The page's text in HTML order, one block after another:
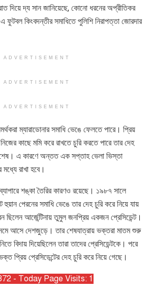
দিয়ে দ্য সান জানিয়েছে, কোনো ধরনের অপ্রীতিকর
ফুটবল কিংবদন্তীর সমাধিতে পুলিশি নিরাপত্তা জোরদার
ADVERTISEMENT
ADVERTISEMENT
ADVERTISEMENT
ম্যারাডোনার সমাধি ভেঙে ফেলতে পারে। প্রিয়
কাছে মমি করে রাখতে চুরি করতে পারে তার দেহ
এ কারণে অন্তত এক সপ্তাহ ভেলা ভিস্তা
রাখা হবে।
ব্যাপারে শঙ্কা তৈরির কারণও রয়েছে। ১৯৮৭ সালে
হুয়ান পেরনের সমাধি ভেঙে তার দেহ চুরি করে নিয়ে যায়
আর্জেন্টিনায় তুমুল জনপ্রিয় একজন প্রেসিডেন্ট।
আসে দেশজুড়ে। তার শেষযাত্রায় ভক্তরা মাতম শুরু
বিদায় দিয়েছিলেন তারা তাদের প্রেসিডেন্টকে। পরে
প্রিয় প্রেসিডেন্টের দেহ চুরি করে নিয়ে গেছে।
- Today Page Visits: 1